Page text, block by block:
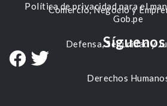
Comercio, Negocio y
Defensa, Seguridad y
Derechos
Política de privacidad para el
Gob.pe
Síguenos